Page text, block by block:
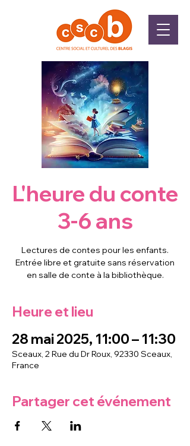
L'heure du conte
3-6 ans
Lectures de contes pour les enfants.
Entrée libre et gratuite sans réservation
en salle de conte à la bibliothèque.
Heure et lieu
28 mai 2025, 11:00 – 11:30
Sceaux, 2 Rue du Dr Roux, 92330 Sceaux,
France
Partager cet événement